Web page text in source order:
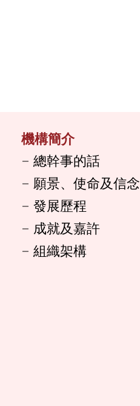
機構簡介
總幹事的話
願景、使命及信念
發展歷程
成就及嘉許
組織架構